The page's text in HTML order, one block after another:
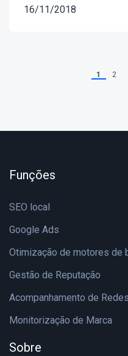
16/11/2018
1 2
Funções
SEO local
Google Ads
Otimização de motores de
Gestão de Reputação
Acompanhamento de
Monitorização de Marca
Sobre